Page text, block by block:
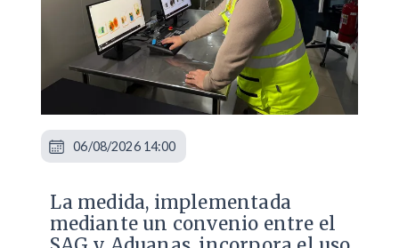
La medida, implementada
mediante un convenio entre el
06/08/2026 14:00